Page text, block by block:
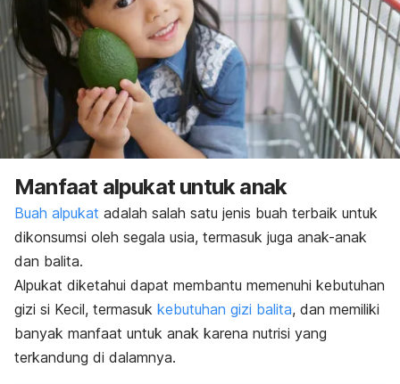
Manfaat alpukat untuk anak
Buah alpukat adalah salah satu jenis buah terbaik untuk
dikonsumsi oleh segala usia, termasuk juga anak-anak
dan balita.
Alpukat diketahui dapat membantu memenuhi kebutuhan
gizi si Kecil, termasuk kebutuhan gizi balita, dan memiliki
banyak manfaat untuk anak karena nutrisi yang
terkandung di dalamnya.